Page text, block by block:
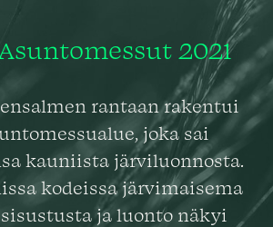
2021
rantaan rakentui
joka sai
kauniista järviluonnosta.
kodeissa järvimaisema
ja luonto näkyi